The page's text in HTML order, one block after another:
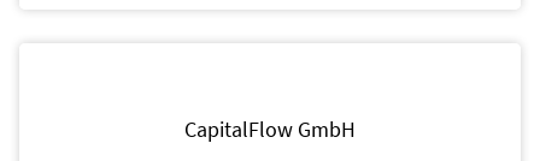
CapitalFlow GmbH